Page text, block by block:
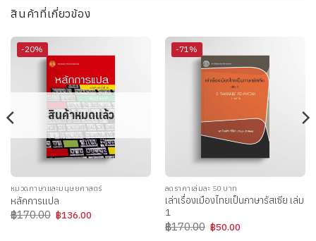
สินค้าที่เกี่ยวข้อง
-20%
สินค้าหมดแล้ว
หมวดภาษาและมนุษยศาสตร์
หลักการแปล
฿170.00 Original
price
฿136.00Current
-71%
ลดราคาเล่มละ 50 บาท
เล่าเรื่องเมืองไทยเป็นภาษารัสเซีย เล่ม
1
฿170.00 Original
price
฿50.00Current